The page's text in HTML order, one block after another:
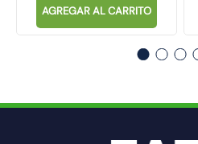
AGREGAR AL CARRITO